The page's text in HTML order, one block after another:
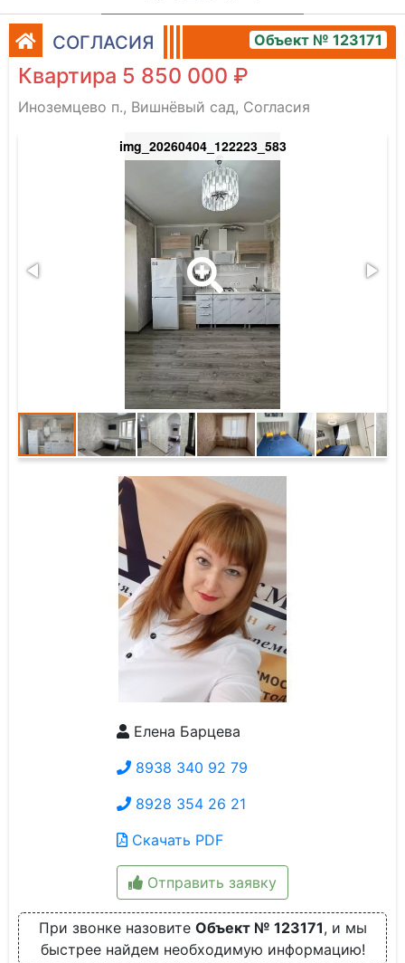
СОГЛАСИЯ Объект № 123171
Квартира 5 850 000 ₽
Иноземцево п., Вишнёвый сад, Согласия
img_20260404_122223_583
Елена Барцева
8938 340 92 79
8928 354 26 21
Скачать PDF
Отправить заявку
При звонке назовите Объект № 123171, и мы
быстрее найдем необходимую информацию!